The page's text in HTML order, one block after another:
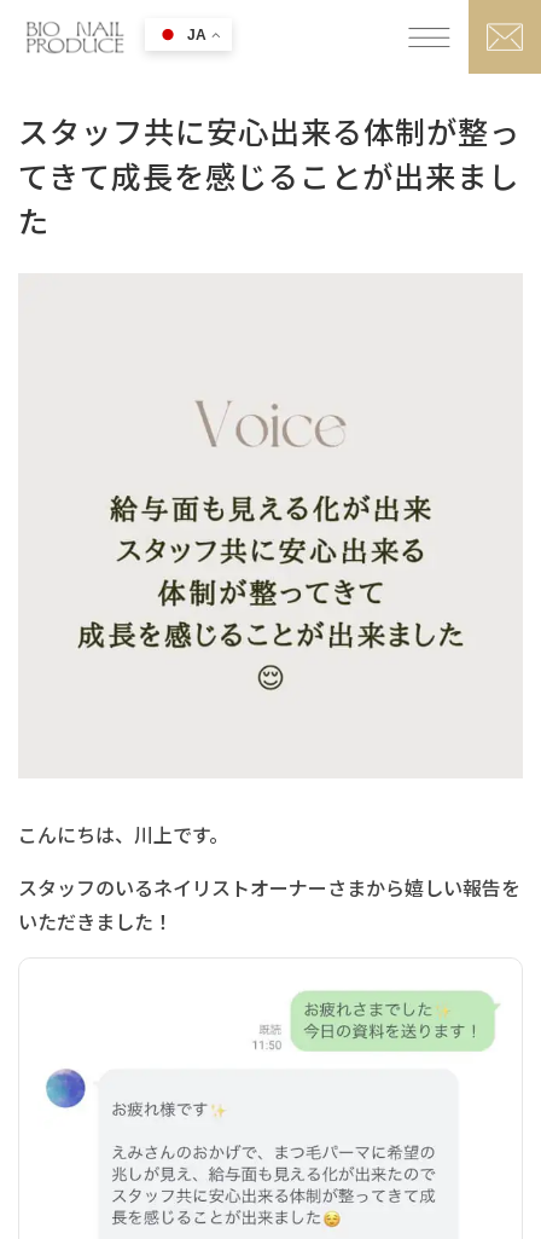
スタッフ共に安心出来る体制が整っ
てきて成長を感じることが出来まし
た
こんにちは、川上です。
スタッフのいるネイリストオーナーさまから嬉しい報告を
いただきました！